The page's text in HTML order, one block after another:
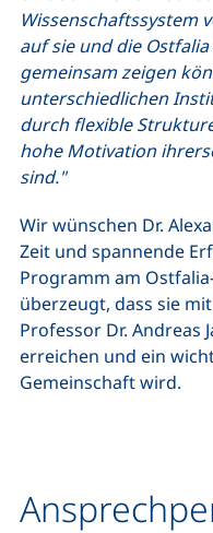
Wissenschaftssystem
auf sie und die
gemeinsam zeigen
unterschiedlichen
durch flexible
hohe Motivation
sind."
Wir wünschen Dr.
Zeit und spannende
Programm am
überzeugt, dass sie
Professor Dr. Andreas
erreichen und ein
Gemeinschaft wird.